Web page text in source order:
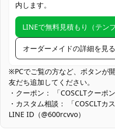
ーション撮
コスプレ愛
ァン、出演者
収納方法
他の衣類
い物によ
商品状態
新品未使用
深い色味の小物とのこすれで色
に目立たない箇所で色落ちチェ
内します。
LINEで無料見積もり（テン
オーダーメイドの詳細を見る
※PCでご覧の方など、ボタンが
友だち追加してください。
・クーポン： 「COSCLTクーポン
・カスタム相談： 「COSCLTカ
LINE ID（@600rcvvo）